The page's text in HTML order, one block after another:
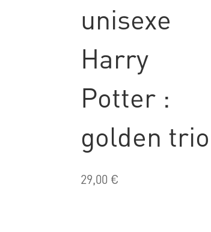
unisexe
Harry
Potter :
golden trio
29,00 €